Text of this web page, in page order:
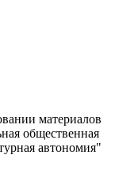
материалов
общественная
автономия"